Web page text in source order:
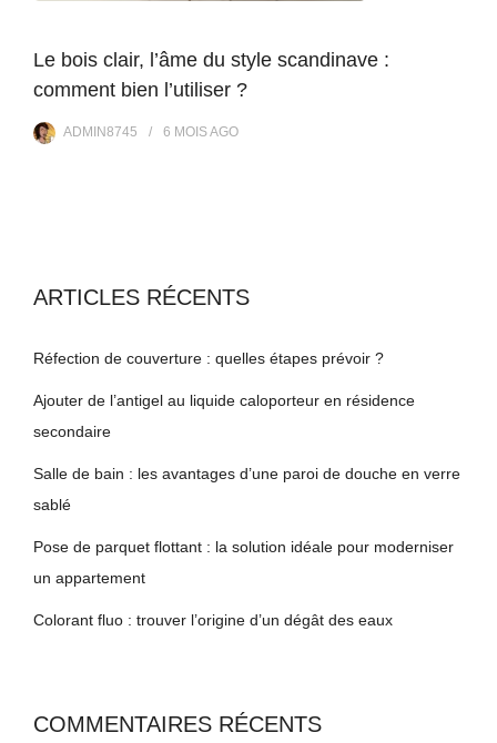
Le bois clair, l’âme du style scandinave :
comment bien l’utiliser ?
ADMIN8745 6 MOISAGO
ARTICLES RÉCENTS
Réfection de couverture : quelles étapes prévoir ?
Ajouter de l’antigel au liquide caloporteur en résidence
secondaire
Salle de bain : les avantages d’une paroi de douche en verre
sablé
Pose de parquet flottant : la solution idéale pour moderniser
un appartement
Colorant fluo : trouver l’origine d’un dégât des eaux
COMMENTAIRES RÉCENTS